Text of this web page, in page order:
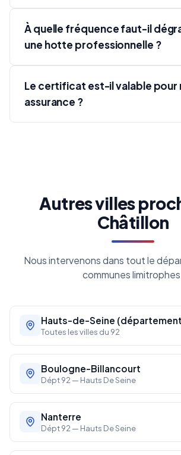
À quelle fréquence faut-il
une hotte professionnelle ?
Le certificat est-il valable pour
assurance ?
Autres villes
Châtillon
Nous intervenons dans tout le
communes
Hauts-de-Seine
Toutes les villes du 92
Boulogne-Billancourt
Dépt 92 — Hauts De Seine
Nanterre
Dépt 92 — Hauts De Seine